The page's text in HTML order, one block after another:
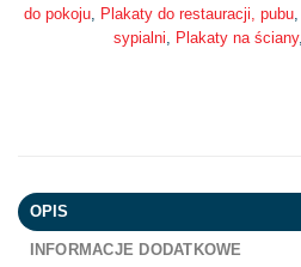
do pokoju
Plakaty do restauracji, pubu
sypialni
Plakaty na ściany,
OPIS
INFORMACJE DODATKOWE